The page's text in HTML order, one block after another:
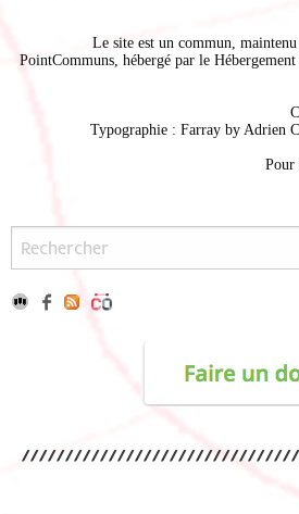
Le site est un commun,
PointCommuns , hébergé par le
Typographie : Farray by Adrien
Pour